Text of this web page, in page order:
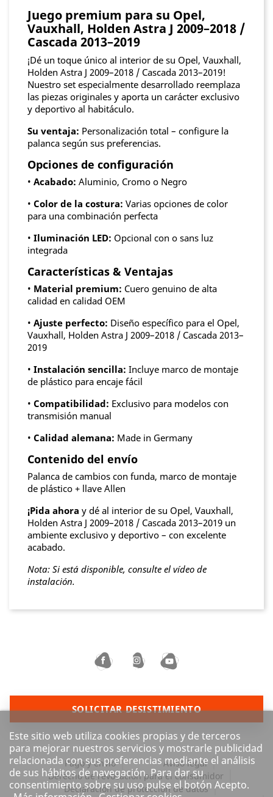
Juego premium para su Opel,
Vauxhall, Holden Astra J 2009–2018 /
Cascada 2013–2019
¡Dé un toque único al interior de su Opel, Vauxhall,
Holden Astra J 2009–2018 / Cascada 2013–2019!
Nuestro set especialmente desarrollado reemplaza
las piezas originales y aporta un carácter exclusivo
y deportivo al habitáculo.
Su ventaja: Personalización total – configure la
palanca según sus preferencias.
Opciones de configuración
• Acabado: Aluminio, Cromo o Negro
• Color de la costura: Varias opciones de color
para una combinación perfecta
• Iluminación LED: Opcional con o sans luz
integrada
Características & Ventajas
• Material premium: Cuero genuino de alta
calidad en calidad OEM
• Ajuste perfecto: Diseño específico para el Opel,
Vauxhall, Holden Astra J 2009–2018 / Cascada 2013–
2019
• Instalación sencilla: Incluye marco de montaje
de plástico para encaje fácil
• Compatibilidad: Exclusivo para modelos con
transmisión manual
• Calidad alemana: Made in Germany
Contenido del envío
Palanca de cambios con funda, marco de montaje
de plástico + llave Allen
¡Pida ahora y dé al interior de su Opel, Vauxhall,
Holden Astra J 2009–2018 / Cascada 2013–2019 un
ambiente exclusivo y deportivo – con excelente
acabado.
Nota: Si está disponible, consulte el vídeo de
instalación.
Este sitio web utiliza cookies propias y de terceros
para mejorar nuestros servicios y mostrarle publicidad
relacionada con sus preferencias mediante el análisis
de sus hábitos de navegación. Para dar su
consentimiento sobre su uso pulse el botón Acepto.
SOLICITAR DESISTIMIENTO
Pago y envío
Aviso legal
Derecho de revocación para el consumidor
Declaración de protección de datos